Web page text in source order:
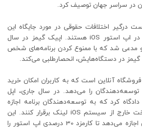
در سراسر جهان توصیف کرد.
درگیر اختلافات حقوقی در مورد جایگاه این
شرکت بازی‌های ویدیویی در اپ استور iOS هستند. اپیک گیمز در سال
و مدعی شد که با ممنوع کردن برنامه‌های شخص
گیمز در دستگاه‌هایش، انحصارطلبی می‌کند.
آنلاین است که به کاربران امکان خرید
را می‌دهد. در سال جاری، اپل
کرد که به توسعه‌دهندگان برنامه اجازه
می‌داد به روش‌های پرداخت خارج از سیستم iOS لینک برقرار کنند. این
تغییر به توسعه‌دهندگان اجازه می‌دهد تا کارمزد 30 درصدی اپ استور را